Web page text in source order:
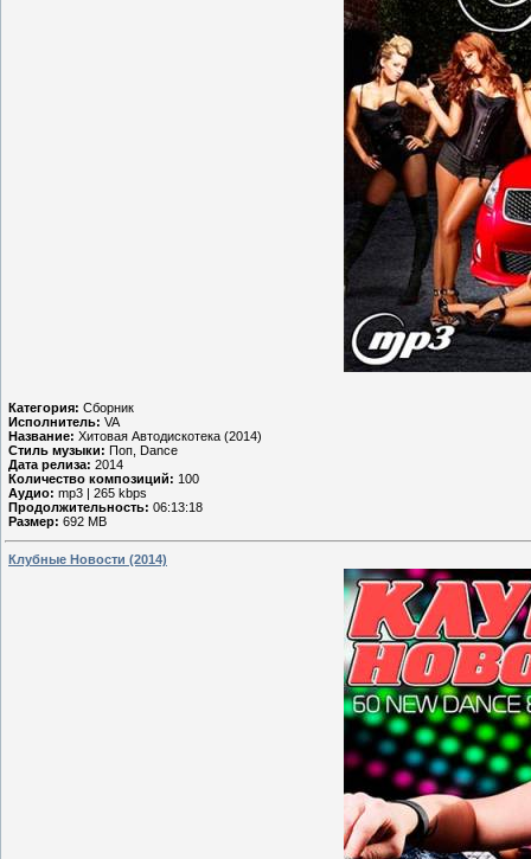
Категория: Сборник
Исполнитель: VA
Название: Хитовая Автодискотека (2014)
Стиль музыки: Поп, Dance
Дата релиза: 2014
Количество композиций: 100
Аудио: mp3 | 265 kbps
Продолжительность: 06:13:18
Размер: 692 MB
Клубные Новости (2014)